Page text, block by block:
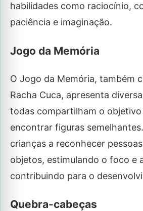
habilidades como raciocínio,
paciência e imaginação.
Jogo da Memória
O Jogo da Memória, também
Racha Cuca, apresenta
todas compartilham o
encontrar figuras
crianças a reconhecer
objetos, estimulando o foco e
contribuindo para o
Quebra-cabeças